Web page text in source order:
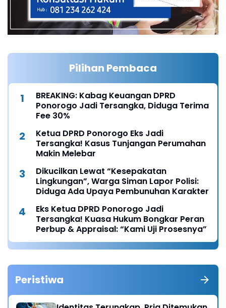
Pilihan Pembaca
BREAKING: Kabag Keuangan DPRD
Ponorogo Jadi Tersangka, Diduga Terima
Fee 30%
Ketua DPRD Ponorogo Eks Jadi
Tersangka! Kasus Tunjangan Perumahan
Makin Melebar
Dikucilkan Lewat “Kesepakatan
Lingkungan”, Warga Siman Lapor Polisi:
Diduga Ada Upaya Pembunuhan Karakter
Eks Ketua DPRD Ponorogo Jadi
Tersangka! Kuasa Hukum Bongkar Peran
Perbup & Appraisal: “Kami Uji Prosesnya”
Peristiwa